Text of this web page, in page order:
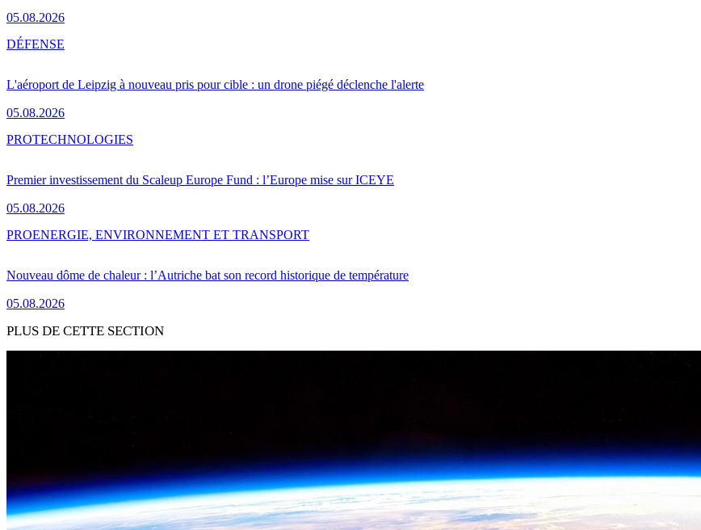
05.08.2026
L'aéroport de Leipzig à nouveau pris pour cible : un drone piégé déclenche l'alerte
05.08.2026
DÉFENSE
Premier investissement du Scaleup Europe Fund : l’Europe mise sur ICEYE
05.08.2026
PROTECHNOLOGIES
Nouveau dôme de chaleur : l’Autriche bat son record historique de température
05.08.2026
PROENERGIE, ENVIRONNEMENT ET TRANSPORT
PLUS DE CETTE SECTION